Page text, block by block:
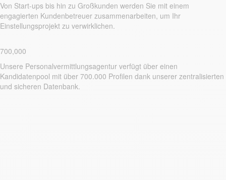
Von Start-ups bis hin zu Großkunden werden Sie mit einem
engagierten Kundenbetreuer zusammenarbeiten, um Ihr
Einstellungsprojekt zu verwirklichen.
700,000
Unsere Personalvermittlungsagentur verfügt über einen
Kandidatenpool mit über 700.000 Profilen dank unserer zentralisierten
und sicheren Datenbank.